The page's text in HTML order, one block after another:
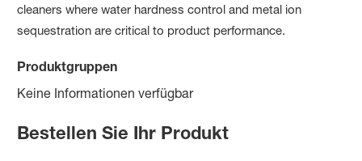
cleaners where water hardness control and metal ion
sequestration are critical to product performance.
Produktgruppen
Keine Informationen verfügbar
Bestellen Sie Ihr Produkt